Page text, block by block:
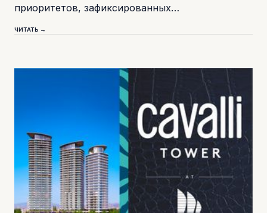
приоритетов, зафиксированных…
ЧИТАТЬ →